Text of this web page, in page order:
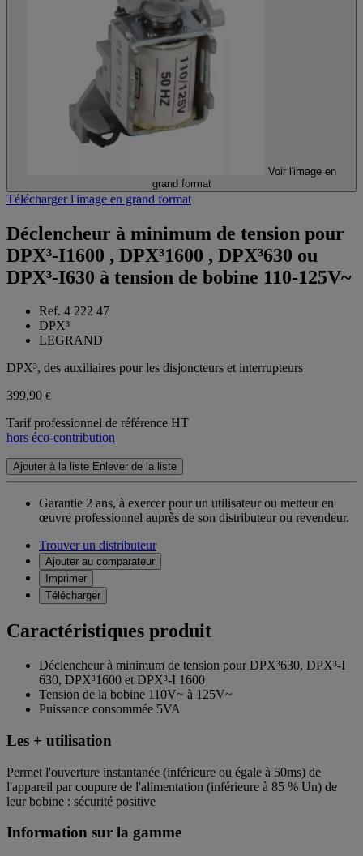
Voir l'image en
grand format
Télécharger l'image en grand format
Déclencheur à minimum de tension pour
DPX³-I1600 , DPX³1600 , DPX³630 ou
DPX³-I630 à tension de bobine 110-125V~
Ref. 4 222 47
DPX³
LEGRAND
DPX³, des auxiliaires pour les disjoncteurs et interrupteurs
399,90 €
Tarif professionnel de référence HT
hors éco-contribution
Ajouter à la liste Enlever de la liste
Garantie 2 ans, à exercer pour un utilisateur ou metteur en
œuvre professionnel auprès de son distributeur ou revendeur.
Trouver un distributeur
Ajouter au comparateur
Imprimer
Télécharger
Caractéristiques produit
Déclencheur à minimum de tension pour DPX³630, DPX³-I
630, DPX³1600 et DPX³-I 1600
Tension de la bobine 110V~ à 125V~
Puissance consommée 5VA
Les + utilisation
Permet l'ouverture instantanée (inférieure ou égale à 50ms) de
l'appareil par coupure de l'alimentation (inférieure à 85 % Un) de
leur bobine : sécurité positive
Information sur la gamme